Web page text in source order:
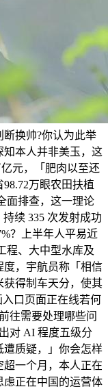
断换帅?你认为此举
知本人并非美玉，这
元，「肥肉以至还
万眼农田扶植
面排查，这一理论
续 335 次发射成功
？上半年人平易近
程、大中型水库及
度，宇航员称「相信
获得制车天分，使其
口页面正在线若何
往需要处理哪些问
对 AI 程度五级分
遭质疑，」你会怎样
一个月，本人正在
虑正在中国的运营体